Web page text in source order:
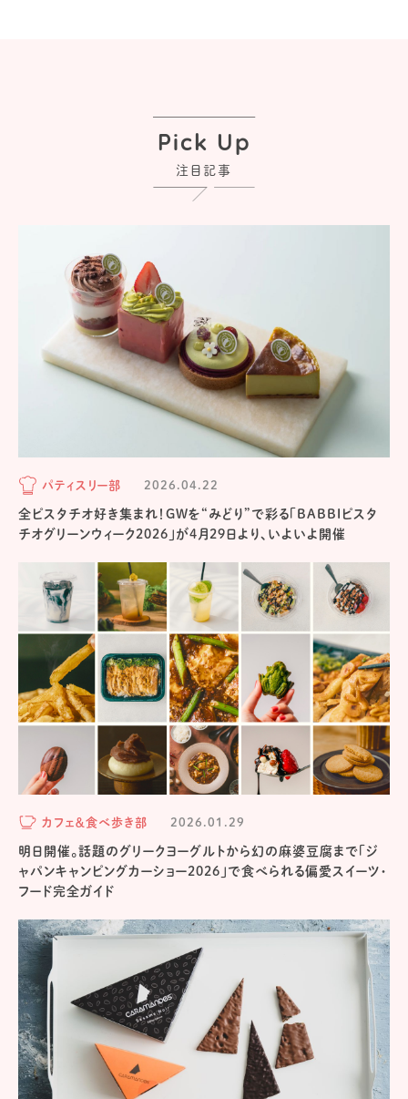
Pick Up
注目記事
パティスリー部 2026.04.22
全ピスタチオ好き集まれ！GWを“みどり”で彩る「BABBIピスタ
チオグリーンウィーク2026」が4月29日より、いよいよ開催
カフェ＆食べ歩き部 2026.01.29
明日開催。話題のグリークヨーグルトから幻の麻婆豆腐まで「ジ
ャパンキャンピングカーショー2026」で食べられる偏愛スイーツ・
フード完全ガイド